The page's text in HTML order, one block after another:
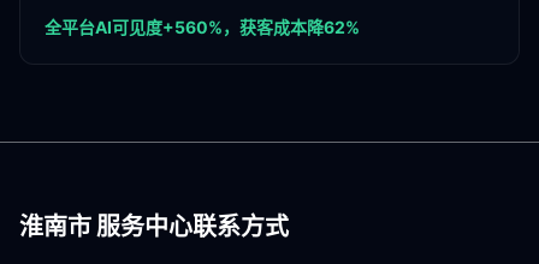
全平台AI可见度+560%，获客成本降62%
淮南市服务中心联系方式